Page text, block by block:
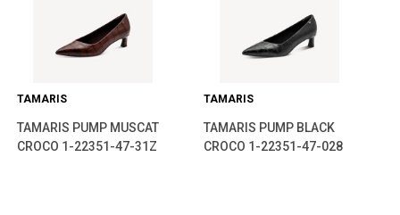
TAMARIS
TAMARIS PUMP MUSCAT
CROCO 1-22351-47-31Z
TAMARIS
TAMARIS PUMP BLACK
CROCO 1-22351-47-028